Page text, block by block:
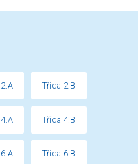
Třída 2.B
Třída 4.B
Třída 6.B